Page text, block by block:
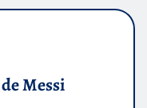
Messi